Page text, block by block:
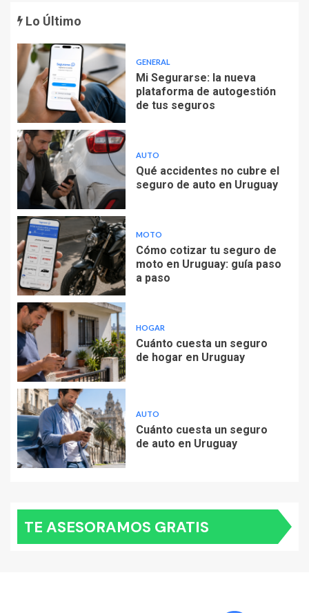
Lo Último
GENERAL
Mi Segurarse: la nueva
plataforma de autogestión
de tus seguros
AUTO
Qué accidentes no cubre el
seguro de auto en Uruguay
MOTO
Cómo cotizar tu seguro de
moto en Uruguay: guía paso
a paso
HOGAR
Cuánto cuesta un seguro
de hogar en Uruguay
AUTO
Cuánto cuesta un seguro
de auto en Uruguay
TE ASESORAMOS GRATIS